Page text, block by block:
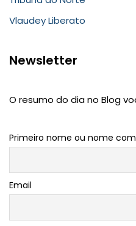
Vlaudey Liberato
Newsletter
O resumo do dia no Blog
Primeiro nome ou nome
Email